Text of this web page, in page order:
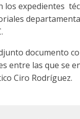
los expedientes
documento
entre las que se
Ciro Rodríguez.